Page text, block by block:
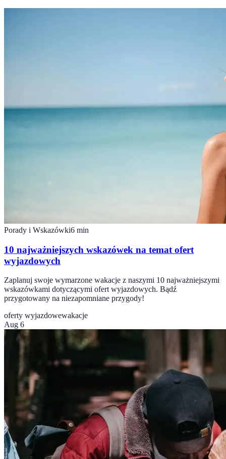
Porady i Wskazówki6 min
10 najważniejszych wskazówek na temat ofert
wyjazdowych
Zaplanuj swoje wymarzone wakacje z naszymi 10 najważniejszymi
wskazówkami dotyczącymi ofert wyjazdowych. Bądź
przygotowany na niezapomniane przygody!
oferty wyjazdowewakacje
Aug 6